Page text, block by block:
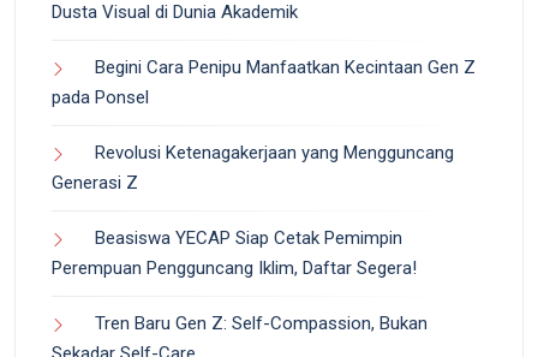
Dusta Visual di Dunia Akademik
Begini Cara Penipu Manfaatkan Kecintaan Gen Z
pada Ponsel
Revolusi Ketenagakerjaan yang Mengguncang
Generasi Z
Beasiswa YECAP Siap Cetak Pemimpin
Perempuan Pengguncang Iklim, Daftar Segera!
Tren Baru Gen Z: Self-Compassion, Bukan